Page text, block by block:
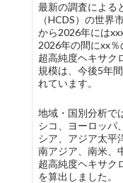
最新の調査による
（HCDS）の世界
から2026年には
2026年の間にxx％
超高純度ヘキサク
規模は、今後5年
れています。
地域・国別分析で
シコ、ヨーロッパ
シア、アジア太平
南アジア、南米、
超高純度ヘキサク
を算出しました。